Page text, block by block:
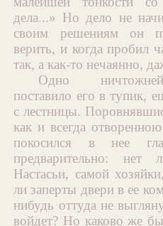
дела...» Но дело не
своим решениям он
верить, и когда пробил
так, а как-то нечаянно,
Одно
поставило его в тупик,
с лестницы.
как и всегда
покосился в нее
предварительно: нет
Настасьи, самой
ли заперты двери в ее
нибудь оттуда не
войдет? Но каково же